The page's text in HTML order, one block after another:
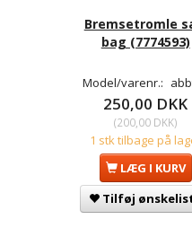
Bremsetromle
bag (7774593)
Model/varenr.:
250,00 DKK
(200,00 DKK)
1 stk tilbage på
LÆG I KURV
Tilføj